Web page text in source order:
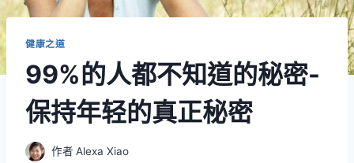
健康之道
99%的人都不知道的秘密-
保持年轻的真正秘密
作者 Alexa Xiao